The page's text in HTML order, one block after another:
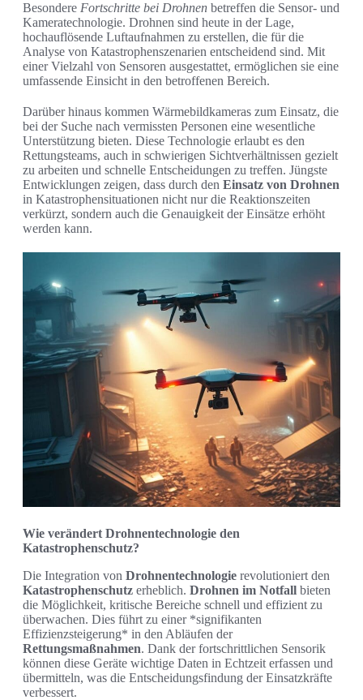
Besondere Fortschritte bei Drohnen betreffen die Sensor- und
Kameratechnologie. Drohnen sind heute in der Lage,
hochauflösende Luftaufnahmen zu erstellen, die für die
Analyse von Katastrophenszenarien entscheidend sind. Mit
einer Vielzahl von Sensoren ausgestattet, ermöglichen sie eine
umfassende Einsicht in den betroffenen Bereich.
Darüber hinaus kommen Wärmebildkameras zum Einsatz, die
bei der Suche nach vermissten Personen eine wesentliche
Unterstützung bieten. Diese Technologie erlaubt es den
Rettungsteams, auch in schwierigen Sichtverhältnissen gezielt
zu arbeiten und schnelle Entscheidungen zu treffen. Jüngste
Entwicklungen zeigen, dass durch den Einsatz von Drohnen
in Katastrophensituationen nicht nur die Reaktionszeiten
verkürzt, sondern auch die Genauigkeit der Einsätze erhöht
werden kann.
Wie verändert Drohnentechnologie den
Katastrophenschutz?
Die Integration von Drohnentechnologie revolutioniert den
Katastrophenschutz erheblich. Drohnen im Notfall bieten
die Möglichkeit, kritische Bereiche schnell und effizient zu
überwachen. Dies führt zu einer *signifikanten
Effizienzsteigerung* in den Abläufen der
Rettungsmaßnahmen. Dank der fortschrittlichen Sensorik
können diese Geräte wichtige Daten in Echtzeit erfassen und
übermitteln, was die Entscheidungsfindung der Einsatzkräfte
verbessert.